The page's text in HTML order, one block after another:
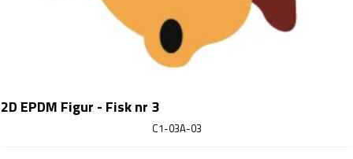
2D EPDM Figur - Fisk nr 3
C1-03A-03